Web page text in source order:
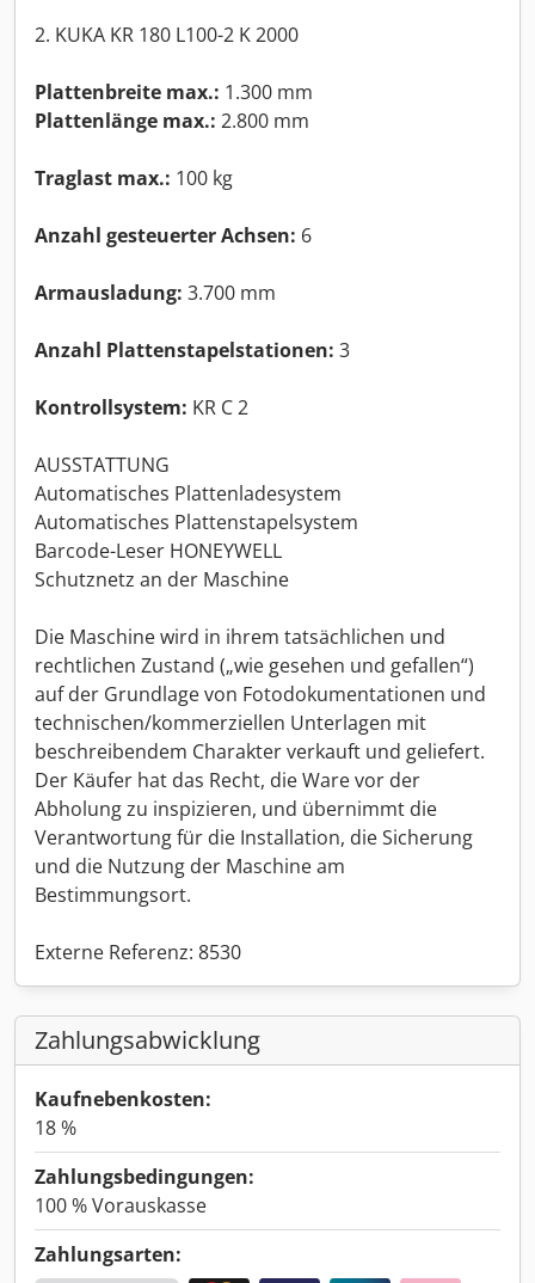
2. KUKA KR 180 L100-2 K 2000
Plattenbreite max.: 1.300 mm
Plattenlänge max.: 2.800 mm
Traglast max.: 100 kg
Anzahl gesteuerter Achsen: 6
Armausladung: 3.700 mm
Anzahl Plattenstapelstationen: 3
Kontrollsystem: KR C 2
AUSSTATTUNG
Automatisches Plattenladesystem
Automatisches Plattenstapelsystem
Barcode-Leser HONEYWELL
Schutznetz an der Maschine
Die Maschine wird in ihrem tatsächlichen und
rechtlichen Zustand („wie gesehen und gefallen“)
auf der Grundlage von Fotodokumentationen und
technischen/kommerziellen Unterlagen mit
beschreibendem Charakter verkauft und geliefert.
Der Käufer hat das Recht, die Ware vor der
Abholung zu inspizieren, und übernimmt die
Verantwortung für die Installation, die Sicherung
und die Nutzung der Maschine am
Bestimmungsort.
Externe Referenz: 8530
Zahlungsabwicklung
Kaufnebenkosten:
18 %
Zahlungsbedingungen:
100 % Vorauskasse
Zahlungsarten: